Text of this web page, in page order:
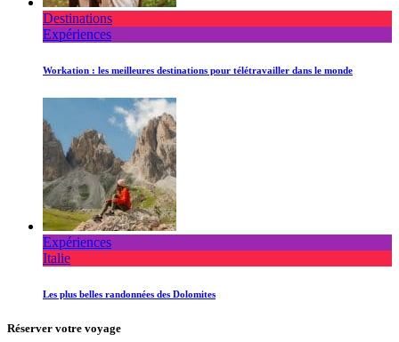
Destinations
Expériences
Workation : les meilleures destinations pour télétravailler dans le monde
Expériences
Italie
Les plus belles randonnées des Dolomites
Réserver votre voyage